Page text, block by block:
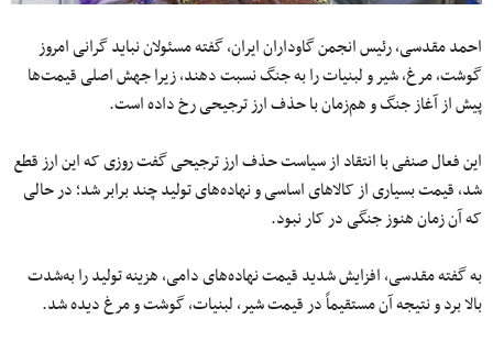
احمد مقدسی، رئیس انجمن گاوداران ایران، گفته مسئولان نباید گرانی امروز
گوشت، مرغ، شیر و لبنیات را به جنگ نسبت دهند، زیرا جهش اصلی قیمت‌ها
پیش از آغاز جنگ و هم‌زمان با حذف ارز ترجیحی رخ داده است.
این فعال صنفی با انتقاد از سیاست حذف ارز ترجیحی گفت روزی که این ارز قطع
شد، قیمت بسیاری از کالاهای اساسی و نهاده‌های تولید چند برابر شد؛ در حالی
که آن زمان هنوز جنگی در کار نبود.
به گفته مقدسی، افزایش شدید قیمت نهاده‌های دامی، هزینه تولید را به‌شدت
بالا برد و نتیجه آن مستقیماً در قیمت شیر، لبنیات، گوشت و مرغ دیده شد.